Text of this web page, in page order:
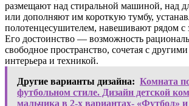
размещают над стиральной машиной, над
или дополняют им короткую тумбу,
полотенцесушителем, навешивают рядом с
Его достоинство — возможность
свободное пространство, сочетая с
интерьера и техникой.
Другие варианты дизайна: Комната
футбольном стиле. Дизайн детской
мальчика в 2-х вариантах- «Футбол» и